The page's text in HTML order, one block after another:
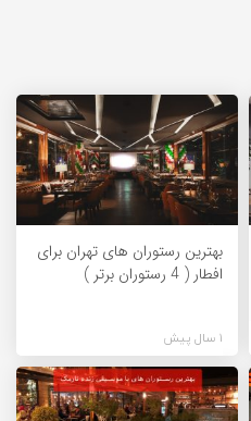
بهترین رستوران های تهران برای
افطار ( 4 رستوران برتر )
1 سال پیش